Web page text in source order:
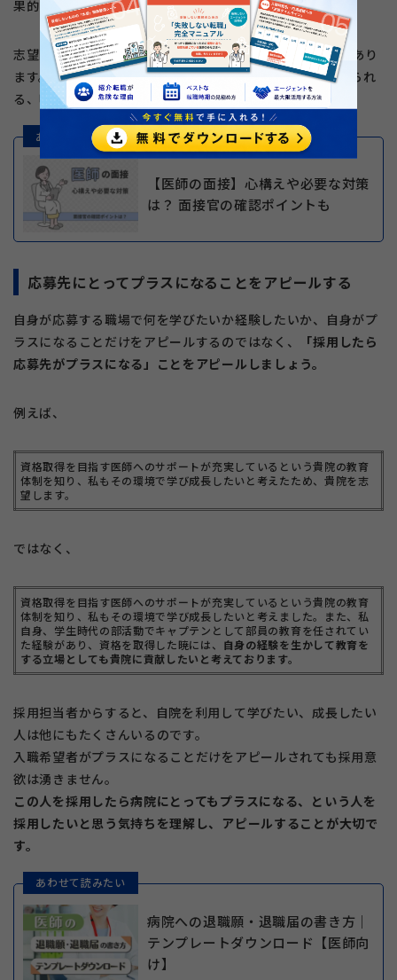
果的です。
志望動機に書いたことを、面接時に質問されることが多くあり
ます。掘り下げて質問されることを想定して、すぐに答えられ
る、嘘のない志望動機にしましょう。
あわせて読みたい
【医師の面接】心構えや必要な対策
は？ 面接官の確認ポイントも
応募先にとってプラスになることをアピールする
自身が応募する職場で何を学びたいか経験したいか、自身がプ
ラスになることだけをアピールするのではなく、
「採用したら
応募先がプラスになる」ことをアピールしましょう。
例えば、
資格取得を目指す医師へのサポートが充実しているという貴院の教育
体制を知り、私もその環境で学び成長したいと考えたため、貴院を志
望します。
ではなく、
資格取得を目指す医師へのサポートが充実しているという貴院の教育
体制を知り、私もその環境で学び成長したいと考えました。また、私
自身、学生時代の部活動でキャプテンとして部員の教育を任されてい
た経験があり、資格を取得した暁には、 自身の経験を生かして教育を
する立場としても貴院に貢献したいと考えております。
採用担当者からすると、自院を利用して学びたい、成長したい
人は他にもたくさんいるのです。
入職希望者がプラスになることだけをアピールされても採用意
欲は湧きません。
この人を採用したら病院にとってもプラスになる、という人を
採用したいと思う気持ちを理解し、アピールすることが大切で
す。
あわせて読みたい
病院への退職願・退職届の書き方｜
テンプレートダウンロード【医師向
け】